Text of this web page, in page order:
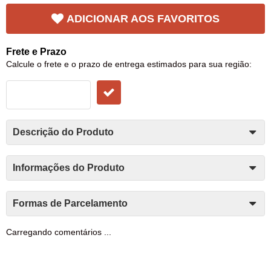
ADICIONAR AOS FAVORITOS
Frete e Prazo
Calcule o frete e o prazo de entrega estimados para sua região:
Descrição do Produto
Informações do Produto
Formas de Parcelamento
Carregando comentários ...